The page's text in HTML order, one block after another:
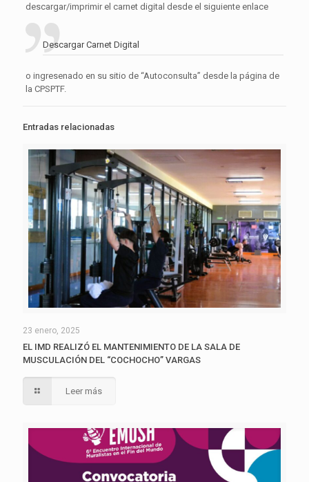
descargar/imprimir el carnet digital desde el siguiente enlace
Descargar Carnet Digital
o ingresenado en su sitio de “Autoconsulta” desde la página de
la CPSPTF.
Entradas relacionadas
23 enero, 2025
EL IMD REALIZÓ EL MANTENIMIENTO DE LA SALA DE
MUSCULACIÓN DEL “COCHOCHO” VARGAS
Leer más